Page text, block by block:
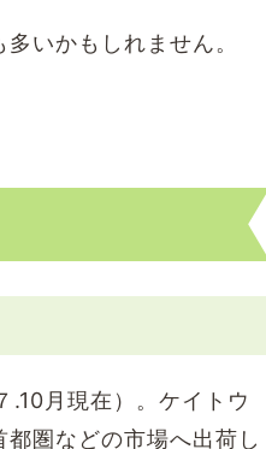
いかもしれません。
月現在）。ケイトウ
圏などの市場へ出荷し